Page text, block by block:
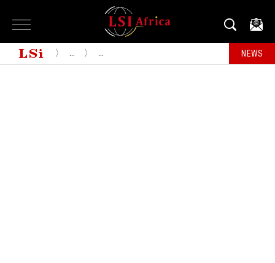
NEWS